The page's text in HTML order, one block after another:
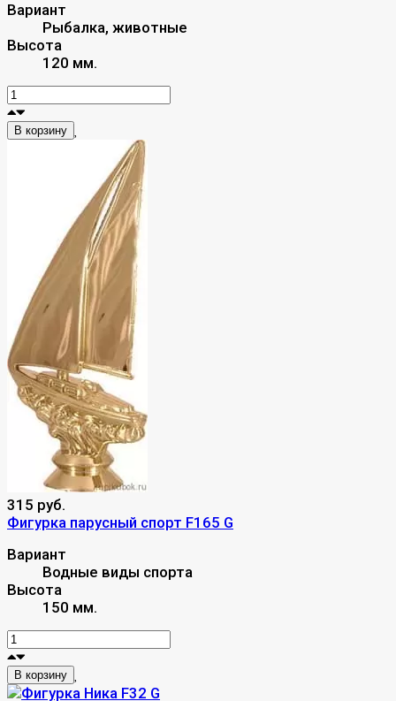
Вариант
Рыбалка, животные
Высота
120 мм.
В корзину
315 руб.
Фигурка парусный спорт F165 G
Вариант
Водные виды спорта
Высота
150 мм.
В корзину